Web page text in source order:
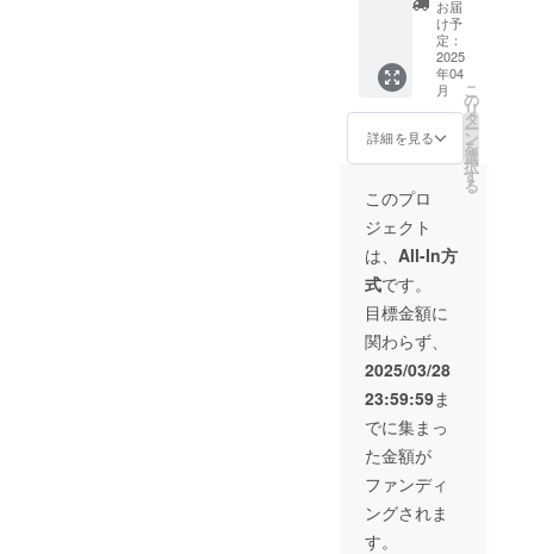
ば発送
先の住
所 ・
座談会
の参加
の出欠
を取り
たいの
参加者
記載下
さい。
・協
賛団体
一覧で
表示し
たい団
体名、
載が良
い場合
は画像
を送付
下さ
い。 ※
掲載サ
りいた
しま
す。
※その内
１冊は
時男さ
んのサ
しいた
しま
す。
18:30か
らの座
談会の3
名分参
加権を
提供致
しま
す。 ・
備考欄
に記載
いただ
きたい
内容
・本
の発送
して団
体名を
掲載し
ます
（2/17(
月)まで
のご連
絡必
須） ・
当日会
場の
ボード
で協賛
団体一
覧を掲
載しま
す。 ・
40年の
長期入
院当事
者伊藤
時男さ
ん執筆
の「か
ごの
鳥：奪
われた
当日配
布する
ペット
ボトル
ラベル
に情報
を掲載
できま
す
（2/28(
金)まで
に原稿
提出必
須） ・
開会式
で１分
程度の
団体紹
介をさ
せてい
ただき
ます
（3/17(
月)まで
のご連
絡必
須） ・
お届
け予
定：
2025
年04
月
詳細を見る
こ
の
リ
タ
ー
ン
を
選
択
す
る
このプロ
ジェクト
は、 All-In方
式です。
目標金額に
関わらず、
2025/03/28
23:59:59ま
でに集まっ
た金額が
ファンディ
ングされま
す。